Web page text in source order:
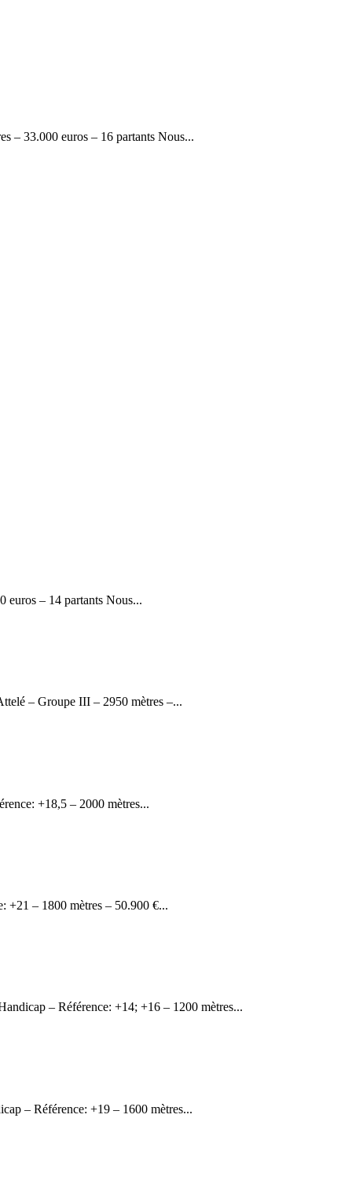
– 33.000 euros – 16 partants Nous...
euros – 14 partants Nous...
– Groupe III – 2950 mètres –...
+18,5 – 2000 mètres...
– 1800 mètres – 50.900 €...
– Référence: +14; +16 – 1200 mètres...
– Référence: +19 – 1600 mètres...